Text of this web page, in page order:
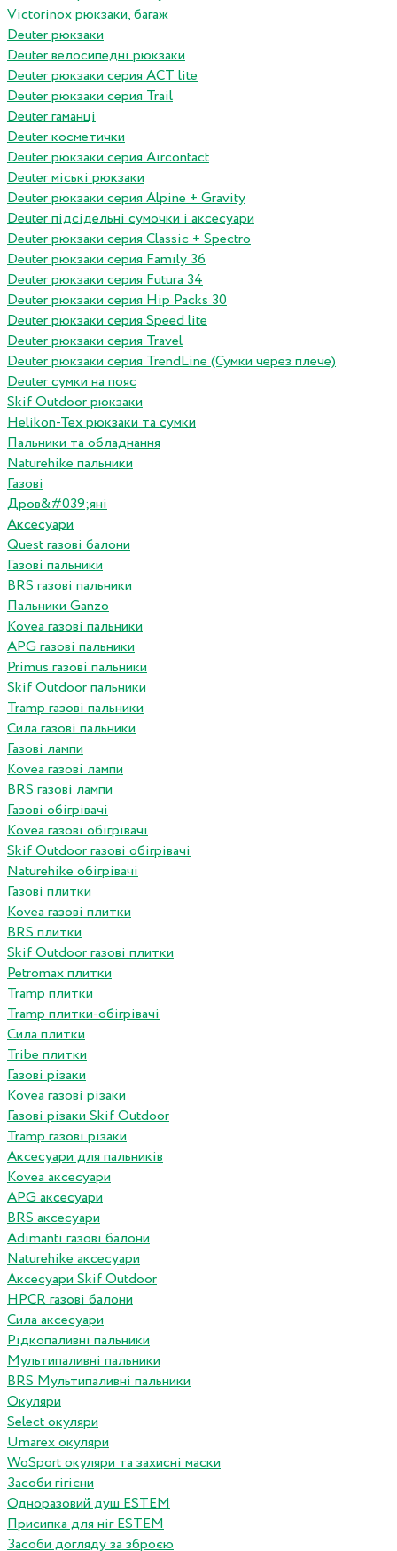
Victorinox рюкзаки, багаж
Deuter рюкзаки
Deuter велосипедні рюкзаки
Deuter рюкзаки серия ACT lite
Deuter рюкзаки серия Trail
Deuter гаманці
Deuter косметички
Deuter рюкзаки серия Aircontact
Deuter міські рюкзаки
Deuter рюкзаки серия Alpine + Gravity
Deuter підсідельні сумочки і аксесуари
Deuter рюкзаки серия Classic + Spectro
Deuter рюкзаки серия Family 36
Deuter рюкзаки серия Futura 34
Deuter рюкзаки серия Hip Packs 30
Deuter рюкзаки серия Speed lite
Deuter рюкзаки серия Travel
Deuter рюкзаки серия TrendLine (Сумки через плече)
Deuter сумки на пояс
Skif Outdoor рюкзаки
Helikon-Tex рюкзаки та сумки
Пальники та обладнання
Naturehike пальники
Газові
Дров&#039;яні
Аксесуари
Quest газові балони
Газові пальники
BRS газові пальники
Пальники Ganzo
Kovea газові пальники
APG газові пальники
Primus газові пальники
Skif Outdoor пальники
Tramp газові пальники
Сила газові пальники
Газові лампи
Kovea газові лампи
BRS газові лампи
Газові обігрівачі
Kovea газові обігрівачі
Skif Outdoor газові обігрівачі
Naturehike обігрівачі
Газові плитки
Kovea газові плитки
BRS плитки
Skif Outdoor газові плитки
Petromax плитки
Tramp плитки
Tramp плитки-обігрівачі
Сила плитки
Tribe плитки
Газові різаки
Kovea газові різаки
Газові різаки Skif Outdoor
Tramp газові різаки
Аксесуари для пальників
Kovea аксесуари
APG аксесуари
BRS аксесуари
Adimanti газові балони
Naturehike аксесуари
Аксесуари Skif Outdoor
HPCR газові балони
Сила аксесуари
Рідкопаливні пальники
Мультипаливні пальники
BRS Мультипаливні пальники
Окуляри
Select окуляри
Umarex окуляри
WoSport окуляри та захисні маски
Засоби гігієни
Одноразовий душ ESTEM
Присипка для ніг ESTEM
Засоби догляду за зброєю